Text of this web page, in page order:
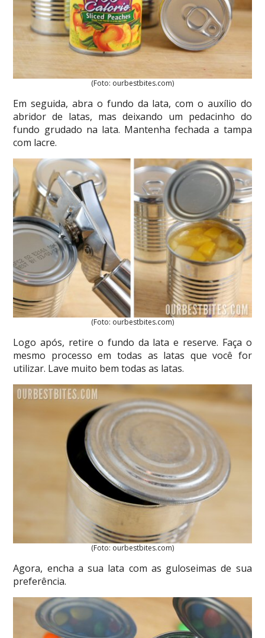
(Foto: ourbestbites.com)
Em seguida, abra o fundo da lata, com o auxílio do
abridor de latas, mas deixando um pedacinho do
fundo grudado na lata. Mantenha fechada a tampa
com lacre.
(Foto: ourbestbites.com)
Logo após, retire o fundo da lata e reserve. Faça o
mesmo processo em todas as latas que você for
utilizar. Lave muito bem todas as latas.
(Foto: ourbestbites.com)
Agora, encha a sua lata com as guloseimas de sua
preferência.